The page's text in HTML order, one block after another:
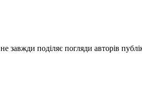
завжди поділяє погляди авторів